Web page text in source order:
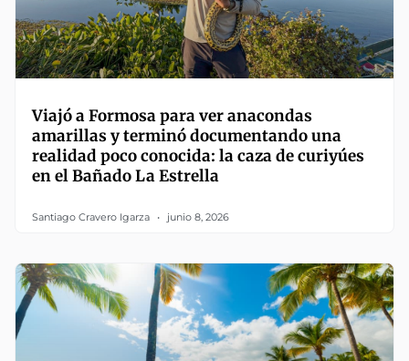
Viajó a Formosa para ver anacondas
amarillas y terminó documentando una
realidad poco conocida: la caza de curiyúes
en el Bañado La Estrella
Santiago Cravero Igarza junio 8, 2026